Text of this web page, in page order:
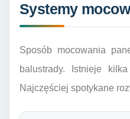
Systemy
Sposób mocowania
balustrady. Istnieje
Najczęściej spotykane